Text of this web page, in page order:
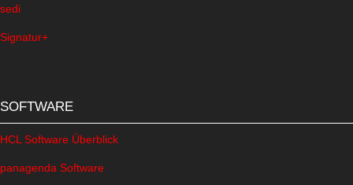
sedi
Signatur+
SOFTWARE
HCL Software Überblick
panagenda Software